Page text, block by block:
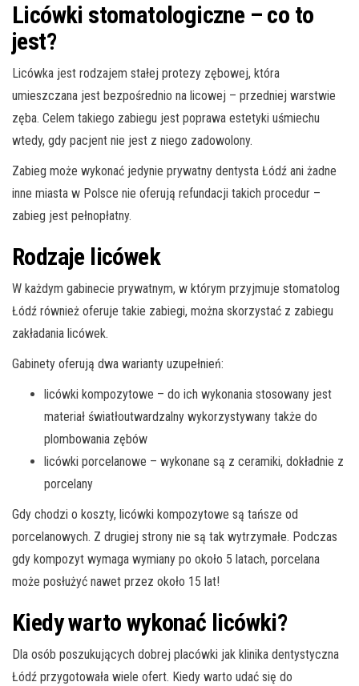
Licówki stomatologiczne – co to
jest?
Licówka jest rodzajem stałej protezy zębowej, która
umieszczana jest bezpośrednio na licowej – przedniej warstwie
zęba. Celem takiego zabiegu jest poprawa estetyki uśmiechu
wtedy, gdy pacjent nie jest z niego zadowolony.
Zabieg może wykonać jedynie prywatny dentysta Łódź ani żadne
inne miasta w Polsce nie oferują refundacji takich procedur –
zabieg jest pełnopłatny.
Rodzaje licówek
W każdym gabinecie prywatnym, w którym przyjmuje stomatolog
Łódź również oferuje takie zabiegi, można skorzystać z zabiegu
zakładania licówek.
Gabinety oferują dwa warianty uzupełnień:
licówki kompozytowe – do ich wykonania stosowany jest
materiał światłoutwardzalny wykorzystywany także do
plombowania zębów
licówki porcelanowe – wykonane są z ceramiki, dokładnie z
porcelany
Gdy chodzi o koszty, licówki kompozytowe są tańsze od
porcelanowych. Z drugiej strony nie są tak wytrzymałe. Podczas
gdy kompozyt wymaga wymiany po około 5 latach, porcelana
może posłużyć nawet przez około 15 lat!
Kiedy warto wykonać licówki?
Dla osób poszukujących dobrej placówki jak klinika dentystyczna
Łódź przygotowała wiele ofert. Kiedy warto udać się do